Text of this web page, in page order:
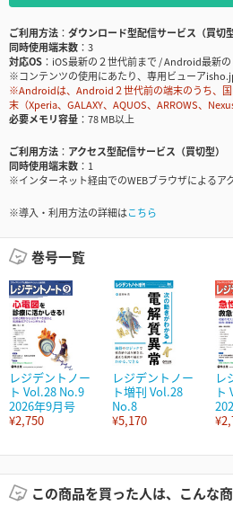
ご利用方法
ダウンロード型配信サービス（買切型
同時使用端末数
3
対応OS
iOS最新の２世代前まで / Android最新
※コンテンツの使用にあたり、専用ビューア
※Androidは、Android２世代前の端末のうち、
末（Xperia、GALAXY、AQUOS、ARROWS、
必要メモリ容量
78 MB以上
ご利用方法
アクセス型配信サービス（買切型）
同時使用端末数
1
※インターネット経由でのWEBブラウザによるア
※導入・利用方法の詳細はこちら
巻号一覧
レジデントノー
ト Vol.28 No.9
2026年9月号
¥2,750
レジデントノー
ト増刊 Vol.28
No.8
¥5,170
レ
ト
この商品を買った人は、こんな商